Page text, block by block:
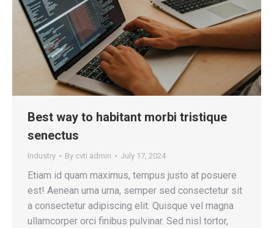
Best way to habitant morbi tristique
senectus
Industry By cvti admin July 17, 2024
Etiam id quam maximus, tempus justo at posuere
est! Aenean urna urna, semper sed consectetur sit
a consectetur adipiscing elit. Quisque vel magna
ullamcorper orci finibus pulvinar. Sed nisl tortor,